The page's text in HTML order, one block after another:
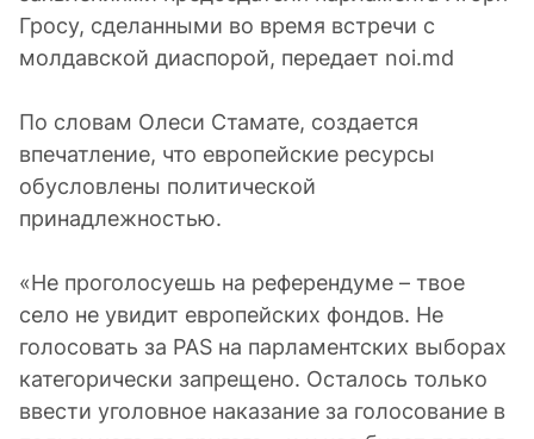
Гросу, сделанными во время встречи с
молдавской диаспорой, передает noi.md
По словам Олеси Стамате, создается
впечатление, что европейские ресурсы
обусловлены политической
принадлежностью.
«Не проголосуешь на референдуме – твое
село не увидит европейских фондов. Не
голосовать за PAS на парламентских выборах
категорически запрещено. Осталось только
ввести уголовное наказание за голосование в